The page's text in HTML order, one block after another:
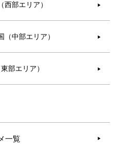
西部エリア） ▶︎
（中部エリア） ▶︎
部エリア） ▶︎
一覧